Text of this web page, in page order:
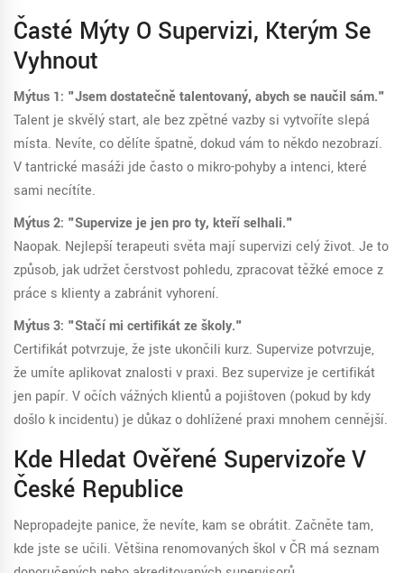
Časté Mýty O Supervizi, Kterým Se
Vyhnout
Mýtus 1: "Jsem dostatečně talentovaný, abych se naučil sám."
Talent je skvělý start, ale bez zpětné vazby si vytvoříte slepá
místa. Nevíte, co dělíte špatně, dokud vám to někdo nezobrazí.
V tantrické masáži jde často o mikro-pohyby a intenci, které
sami necítíte.
Mýtus 2: "Supervize je jen pro ty, kteří selhali."
Naopak. Nejlepší terapeuti světa mají supervizi celý život. Je to
způsob, jak udržet čerstvost pohledu, zpracovat těžké emoce z
práce s klienty a zabránit vyhorení.
Mýtus 3: "Stačí mi certifikát ze školy."
Certifikát potvrzuje, že jste ukončili kurz. Supervize potvrzuje,
že umíte aplikovat znalosti v praxi. Bez supervize je certifikát
jen papír. V očích vážných klientů a pojišťoven (pokud by kdy
došlo k incidentu) je důkaz o dohlížené praxi mnohem cennější.
Kde Hledat Ověřené Supervizoře V
České Republice
Nepropadejte panice, že nevíte, kam se obrátit. Začněte tam,
kde jste se učili. Většina renomovaných škol v ČR má seznam